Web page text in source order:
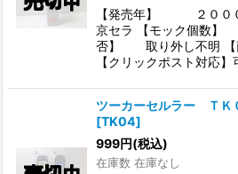
【発売年】 ２００
京セラ 【モック個数】
否】 取り外し不明 【
【クリックポスト対応】
ツーカーセルラー Ｔ
[TK04]
999円(税込)
在庫数 在庫なし